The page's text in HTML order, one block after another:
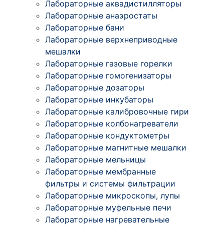
Лабораторные аквадистилляторы
Лабораторные анаэростаты
Лабораторные бани
Лабораторные верхнеприводные
мешалки
Лабораторные газовые горелки
Лабораторные гомогенизаторы
Лабораторные дозаторы
Лабораторные инкубаторы
Лабораторные калибровочные гири
Лабораторные колбонагреватели
Лабораторные кондуктометры
Лабораторные магнитные мешалки
Лабораторные мельницы
Лабораторные мембранные
фильтры и системы фильтрации
Лабораторные микроскопы, лупы
Лабораторные муфельные печи
Лабораторные нагревательные